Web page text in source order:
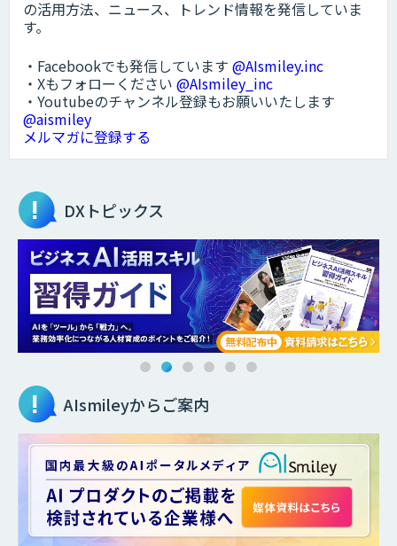
の活用方法、ニュース、トレンド情報を発信していま
す。
・Facebookでも発信しています @AIsmiley.inc
・Xもフォローください @AIsmiley_inc
・Youtubeのチャンネル登録もお願いいたします
@aismiley
メルマガに登録する
DXトピックス
AIsmileyからご案内